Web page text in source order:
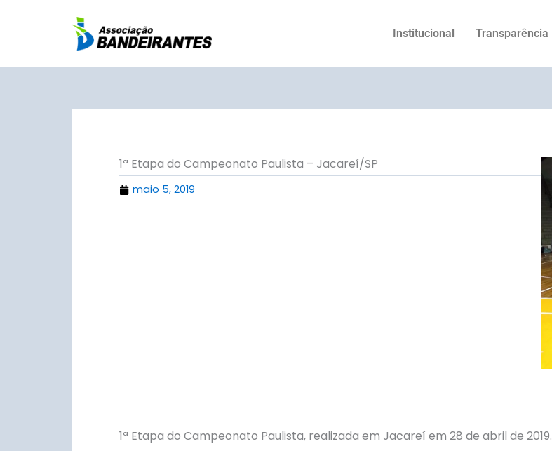
conteúdo
Institucional Transparência
1ª Etapa do Campeonato Paulista – Jacareí/SP
maio 5, 2019
1ª Etapa do Campeonato Paulista, realizada em Jacareí em 28 de abril de 2019.